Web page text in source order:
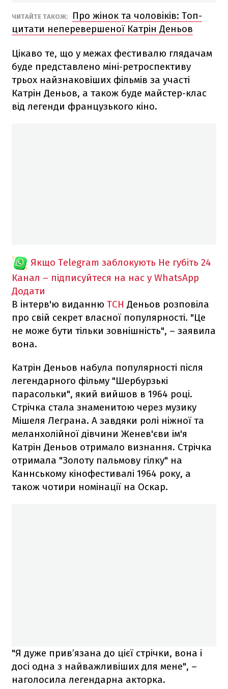
ЧИТАЙТЕ ТАКОЖ:
Про жінок та чоловіків: Топ-
цитати неперевершеної Катрін Деньов
Цікаво те, що у межах фестивалю глядачам
буде представлено міні-ретроспективу
трьох найзнаковіших фільмів за участі
Катрін Деньов, а також буде майстер-клас
від легенди французького кіно.
Якщо Telegram заблокують Не губіть 24
Канал – підписуйтеся на нас у WhatsApp
Додати
В інтерв'ю виданню ТСН Деньов розповіла
про свій секрет власної популярності. "Це
не може бути тільки зовнішність", – заявила
вона.
Катрін Деньов набула популярності після
легендарного фільму "Шербурзькі
парасольки", який вийшов в 1964 році.
Стрічка стала знаменитою через музику
Мішеля Леграна. А завдяки ролі ніжної та
меланхолійної дівчини Женев'єви ім'я
Катрін Деньов отримало визнання. Стрічка
отримала "Золоту пальмову гілку" на
Каннському кінофестивалі 1964 року, а
також чотири номінації на Оскар.
"Я дуже прив’язана до цієї стрічки, вона і
досі одна з найважливіших для мене", –
наголосила легендарна акторка.